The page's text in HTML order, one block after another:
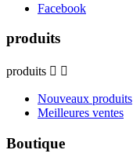
Facebook
produits
produits  
Nouveaux produits
Meilleures ventes
Boutique